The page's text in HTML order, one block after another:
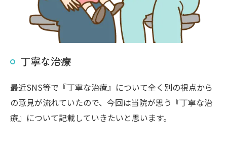
丁寧な治療
最近SNS等で『丁寧な治療』について全く別の視点から
の意見が流れていたので、今回は当院が思う『丁寧な治
療』について記載していきたいと思います。